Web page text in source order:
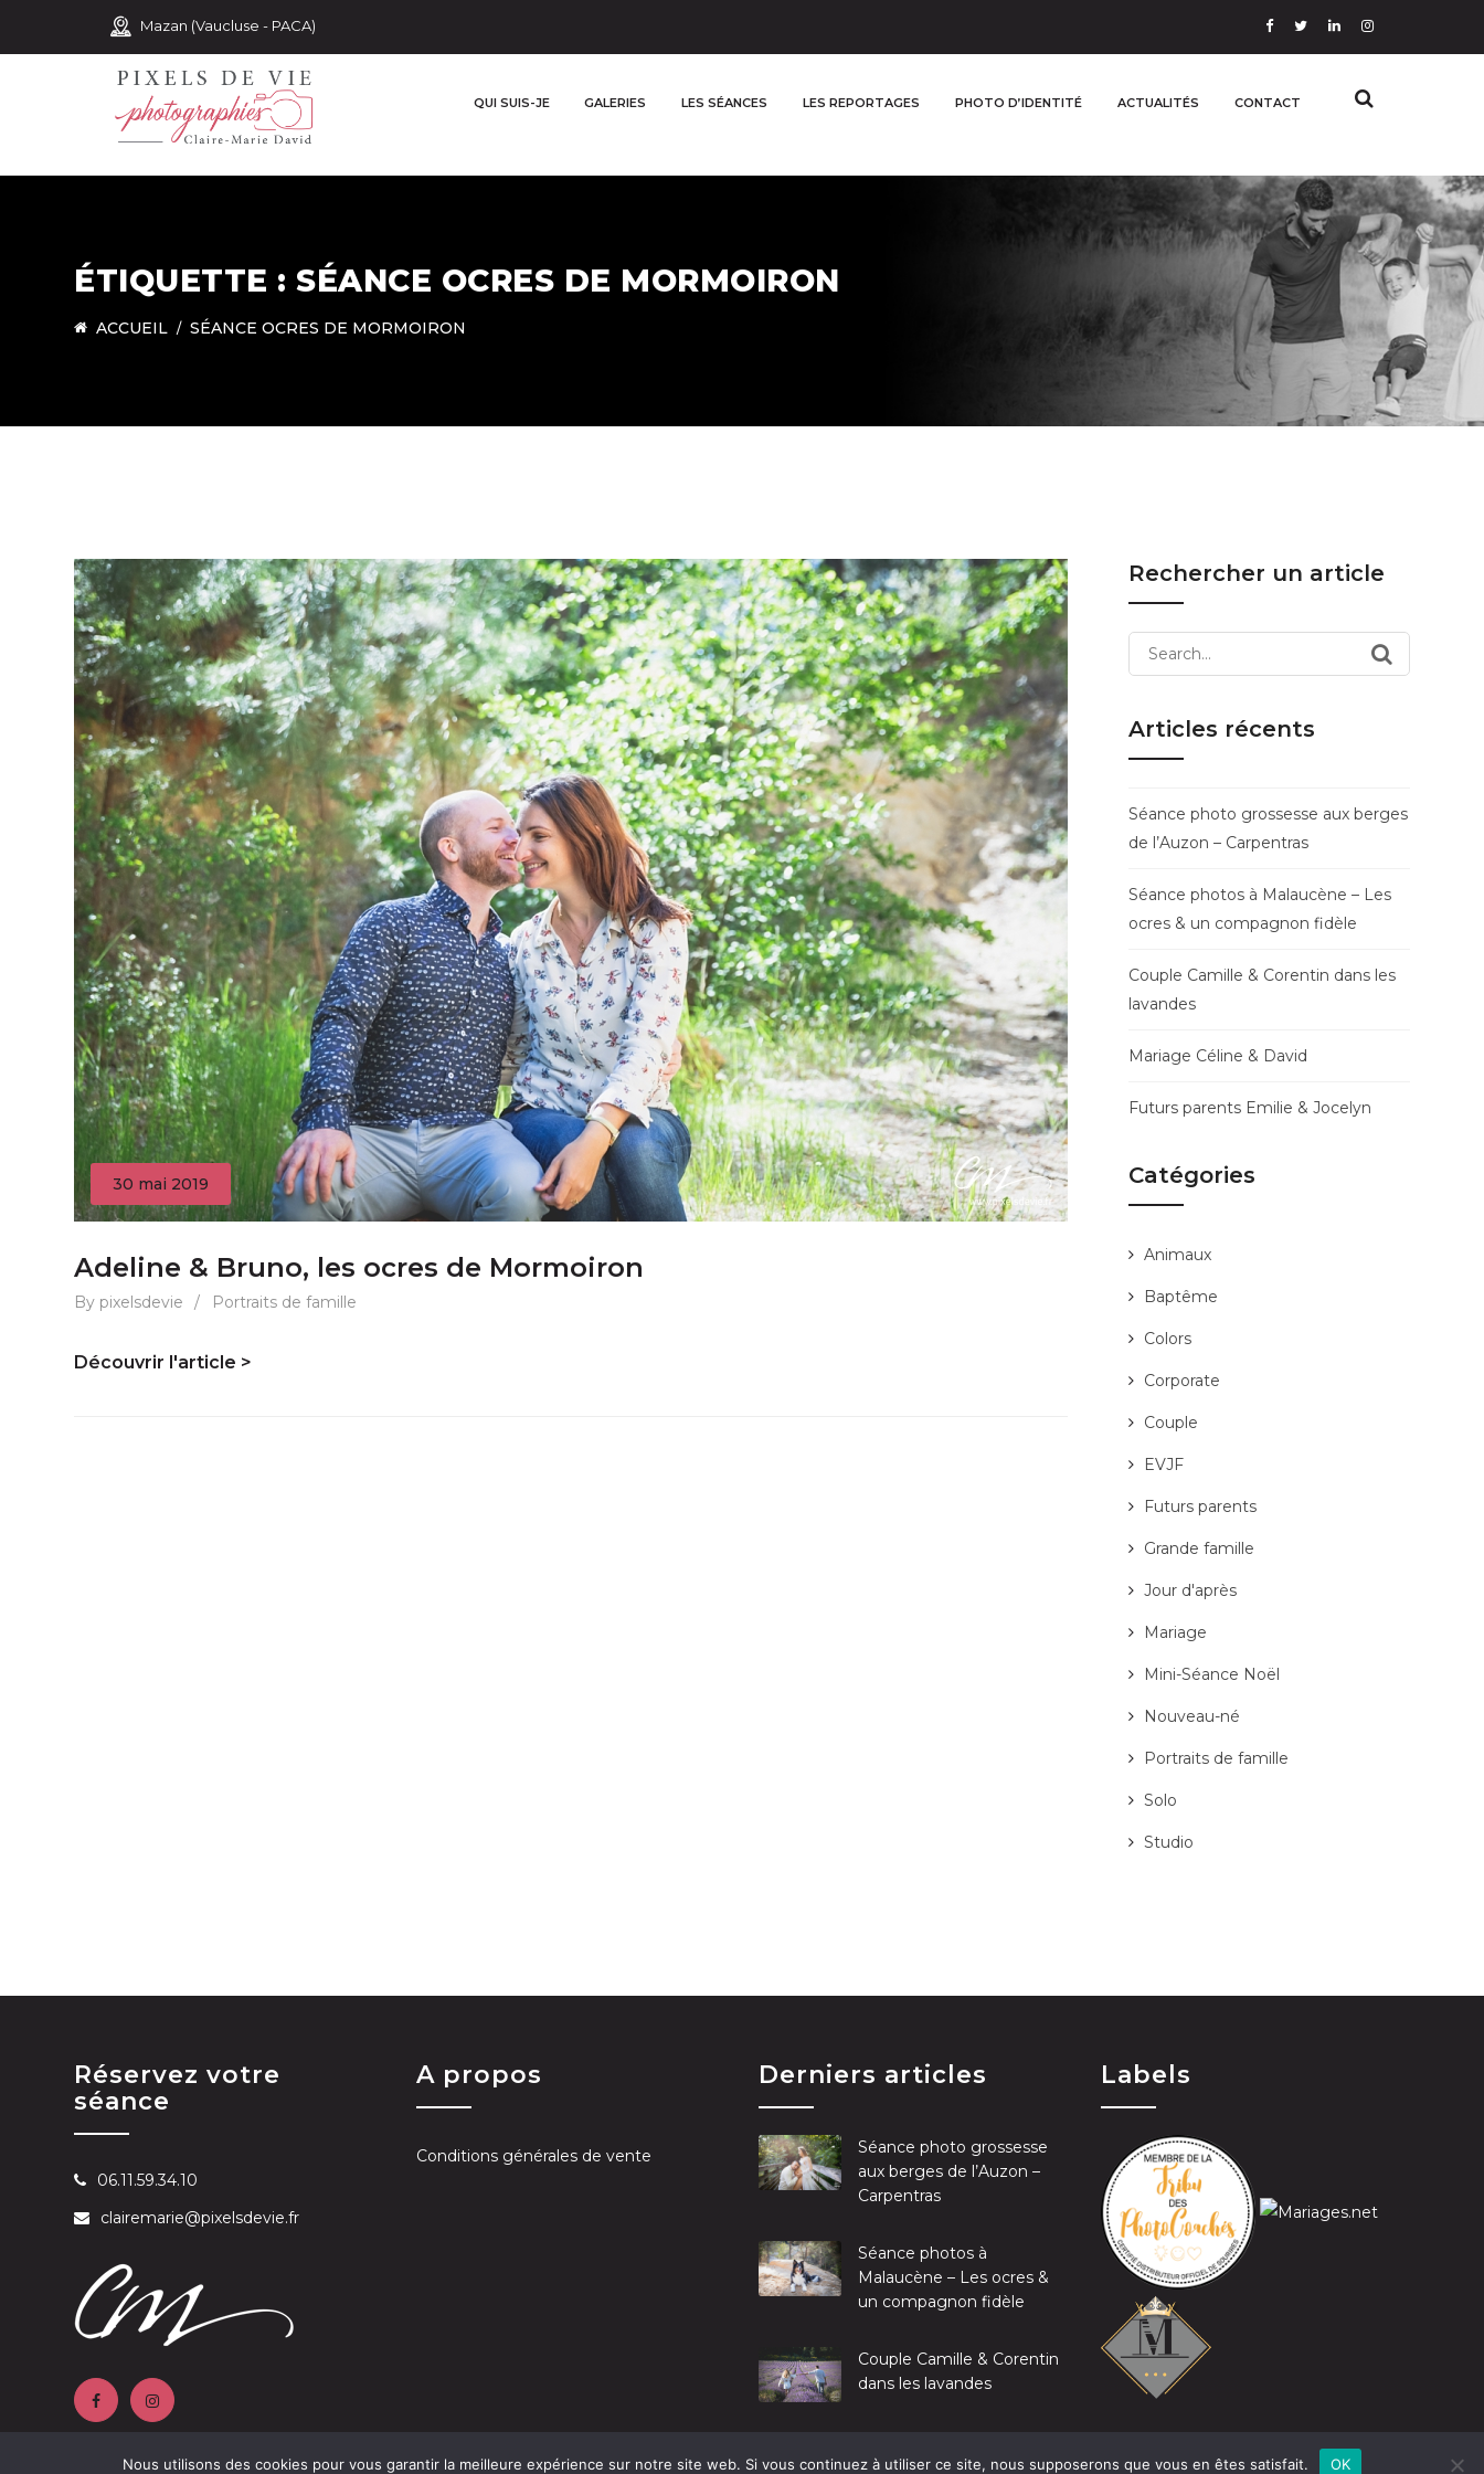
Mazan (Vaucluse - PACA)
QUI SUIS-JE GALERIES LES SÉANCES LES REPORTAGES PHOTO D’IDENTITÉ ACTUALITÉS CONTACT
ÉTIQUETTE : SÉANCE OCRES DE MORMOIRON
ACCUEIL SÉANCE OCRES DE MORMOIRON
30 mai 2019
Adeline & Bruno, les ocres de Mormoiron
By pixelsdevie / Portraits de famille
Découvrir l'article >
Rechercher un article
Search
for:
Articles récents
Séance photo grossesse aux berges
de l’Auzon – Carpentras
Séance photos à Malaucène – Les
ocres & un compagnon fidèle
Couple Camille & Corentin dans les
lavandes
Mariage Céline & David
Futurs parents Emilie & Jocelyn
Catégories
Animaux
Baptême
Colors
Corporate
Couple
EVJF
Futurs parents
Grande famille
Jour d'après
Mariage
Mini-Séance Noël
Nouveau-né
Portraits de famille
Solo
Studio
Réservez votre
séance
06.11.59.34.10
clairemarie@pixelsdevie.fr
A propos
Conditions générales de vente
Derniers articles
Séance photo grossesse
aux berges de l’Auzon –
Carpentras
Séance photos à
Malaucène – Les ocres &
un compagnon fidèle
Couple Camille & Corentin
dans les lavandes
Labels
Nous utilisons des cookies pour vous garantir la meilleure expérience sur notre site web. Si vous continuez à utiliser ce site, nous supposerons que vous en êtes satisfait. OK